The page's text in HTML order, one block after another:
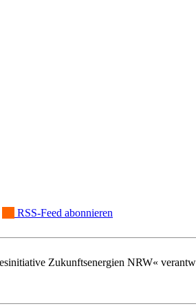
RSS-Feed abonnieren
Zukunftsenergien NRW«